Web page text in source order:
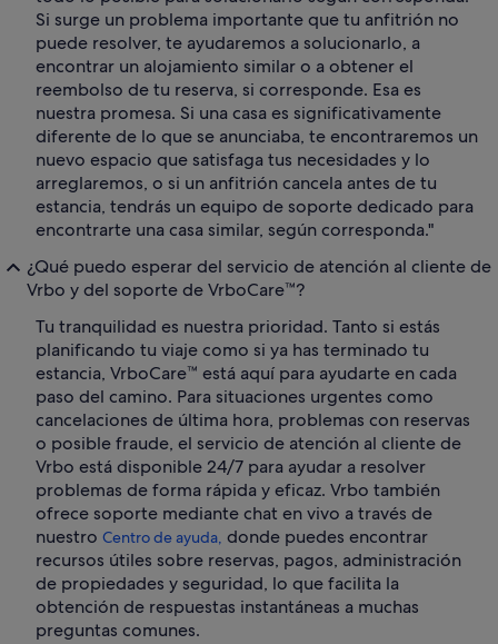
Si surge un problema importante que tu anfitrión no
puede resolver, te ayudaremos a solucionarlo, a
encontrar un alojamiento similar o a obtener el
reembolso de tu reserva, si corresponde. Esa es
nuestra promesa. Si una casa es significativamente
diferente de lo que se anunciaba, te encontraremos un
nuevo espacio que satisfaga tus necesidades y lo
arreglaremos, o si un anfitrión cancela antes de tu
estancia, tendrás un equipo de soporte dedicado para
encontrarte una casa similar, según corresponda."
¿Qué puedo esperar del servicio de atención al cliente de
Vrbo y del soporte de VrboCare™?
Tu tranquilidad es nuestra prioridad. Tanto si estás
planificando tu viaje como si ya has terminado tu
estancia, VrboCare™ está aquí para ayudarte en cada
paso del camino. Para situaciones urgentes como
cancelaciones de última hora, problemas con reservas
o posible fraude, el servicio de atención al cliente de
Vrbo está disponible 24/7 para ayudar a resolver
problemas de forma rápida y eficaz. Vrbo también
ofrece soporte mediante chat en vivo a través de
nuestro Centro de ayuda, donde puedes encontrar
recursos útiles sobre reservas, pagos, administración
de propiedades y seguridad, lo que facilita la
obtención de respuestas instantáneas a muchas
preguntas comunes.